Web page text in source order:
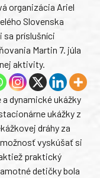
organizácia Ariel
Slovenska
sa príslušníci
Martin 7. júla
aktivity.
dynamické ukážky
ukážky z
dráhy za
vyskúšať si
praktický
detičky bola